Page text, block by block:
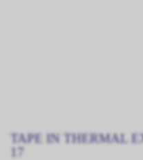
TAPE IN THERMAL
17